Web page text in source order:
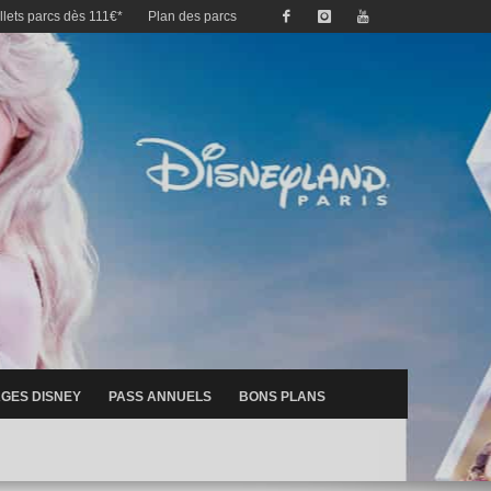
parcs dès 111€* Plan des parcs
DISNEY PASS ANNUELS BONS PLANS